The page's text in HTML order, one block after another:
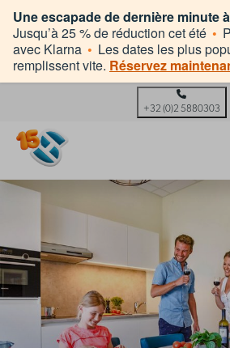
Une escapade de dernière minute
Jusqu’à 25 % de réduction cet été •
avec Klarna • Les dates les plus
remplissent vite. Réservez
+32 (0)2 5880303